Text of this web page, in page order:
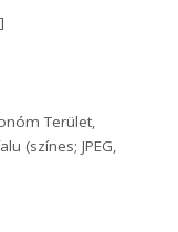
Terület,
(színes; JPEG,